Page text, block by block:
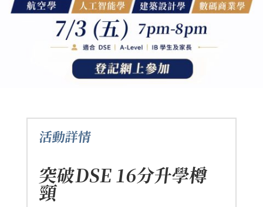
活動詳情
突破DSE 16分升學樽
頸